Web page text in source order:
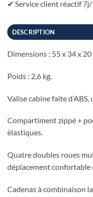
✔ Service client réactif
DESCRIPTION
Dimensions : 55 x 34 x 20
Poids : 2,6 kg.
Valise cabine faite
Compartiment zippé +
élastiques.
Quatre doubles roues
déplacement confortable
Cadenas à combinaison